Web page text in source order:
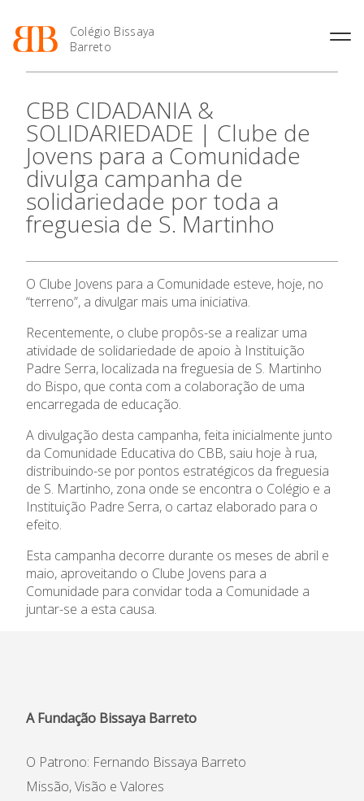
Colégio Bissaya
Barreto
O Colégio
Projeto Educativo
Organização
Colaboradores Docentes
Colaboradores Não
Docentes
Instalações
Jornal “O Coreto”
Oferta Formativa
Enriquecimento Curricular
Oferta Curricular
Atividades Extracurriculares
Serviços
Sala de Estudo
Atividades de Interrupção
Academia de Línguas
Ensino Profissional
Profissionais
Matrículas
Horários e Manuais
Curso de Técnico de
Termalismo
Curso de Técnico/a de Apoio
à Família e à Comunidade
Ano Letivo
2027
Calendários
Portal do Professor
Portal do Aluno/Encarregado
de Educação
SIGE
Secretariado de Exames
Admissão
Informações
APEE
Notícias
CBB CIDADANIA &
SOLIDARIEDADE | Clube de
Jovens para a Comunidade
divulga campanha de
solidariedade por toda a
freguesia de S. Martinho
O Clube Jovens para a Comunidade esteve, hoje, no
“terreno”, a divulgar mais uma iniciativa.
Recentemente, o clube propôs-se a realizar uma
atividade de solidariedade de apoio à Instituição
Padre Serra, localizada na freguesia de S. Martinho
do Bispo, que conta com a colaboração de uma
encarregada de educação.
A divulgação desta campanha, feita inicialmente junto
da Comunidade Educativa do CBB, saiu hoje à rua,
distribuindo-se por pontos estratégicos da freguesia
de S. Martinho, zona onde se encontra o Colégio e a
Instituição Padre Serra, o cartaz elaborado para o
efeito.
Esta campanha decorre durante os meses de abril e
maio, aproveitando o Clube Jovens para a
Comunidade para convidar toda a Comunidade a
juntar-se a esta causa.
A Fundação Bissaya Barreto
O Patrono: Fernando Bissaya Barreto
Missão, Visão e Valores